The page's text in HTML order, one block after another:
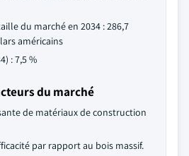
du marché en 2034 : 286,7
américains
: 7,5 %
du marché
de matériaux de construction
par rapport au bois massif.